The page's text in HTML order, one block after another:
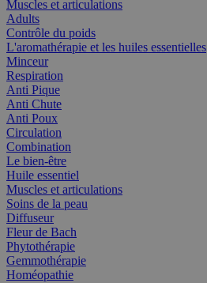
Muscles et articulations
Adults
Contrôle du poids
L'aromathérapie et les huiles essentielles
Minceur
Respiration
Anti Pique
Anti Chute
Anti Poux
Circulation
Combination
Le bien-être
Huile essentiel
Muscles et articulations
Soins de la peau
Diffuseur
Fleur de Bach
Phytothérapie
Gemmothérapie
Homéopathie